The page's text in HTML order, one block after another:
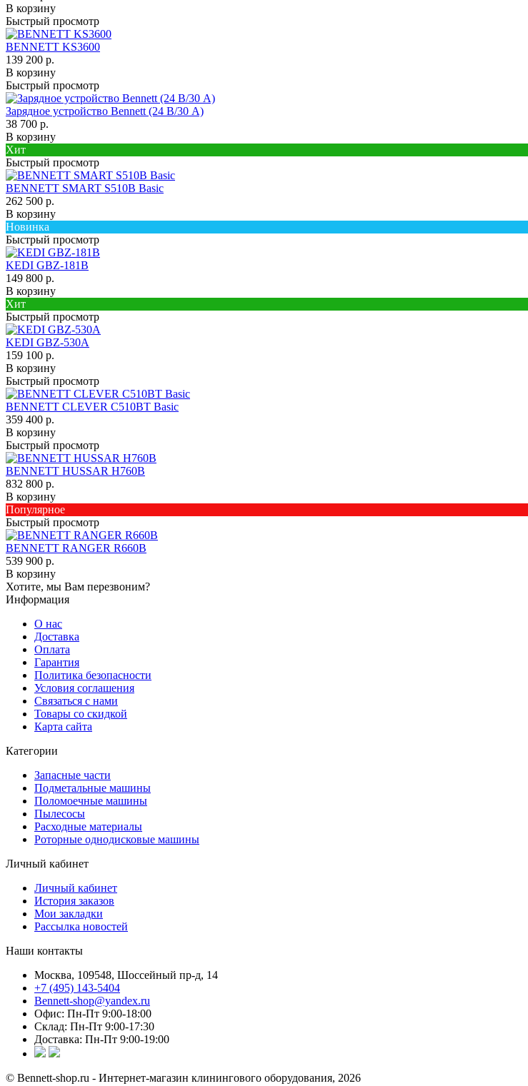
В корзину
Быстрый просмотр
BENNETT KS3600
139 200 р.
В корзину
Быстрый просмотр
Зарядное устройство Bennett (24 В/30 А)
38 700 р.
В корзину
Хит
Быстрый просмотр
BENNETT SMART S510B Basic
262 500 р.
В корзину
Новинка
Быстрый просмотр
KEDI GBZ-181B
149 800 р.
В корзину
Хит
Быстрый просмотр
KEDI GBZ-530A
159 100 р.
В корзину
Быстрый просмотр
BENNETT CLEVER C510BT Basic
359 400 р.
В корзину
Быстрый просмотр
BENNETT HUSSAR H760B
832 800 р.
В корзину
Популярное
Быстрый просмотр
BENNETT RANGER R660B
539 900 р.
В корзину
Хотите, мы Вам перезвоним?
Информация
О нас
Доставка
Оплата
Гарантия
Политика безопасности
Условия соглашения
Связаться с нами
Товары со скидкой
Карта сайта
Категории
Запасные части
Подметальные машины
Поломоечные машины
Пылесосы
Расходные материалы
Роторные однодисковые машины
Личный кабинет
Личный кабинет
История заказов
Мои закладки
Рассылка новостей
Наши контакты
Москва, 109548, Шоссейный пр-д, 14
+7 (495) 143-5404
Bennett-shop@yandex.ru
Офис: Пн-Пт 9:00-18:00
Склад: Пн-Пт 9:00-17:30
Доставка: Пн-Пт 9:00-19:00
© Bennett-shop.ru - Интернет-магазин клинингового оборудования, 2026